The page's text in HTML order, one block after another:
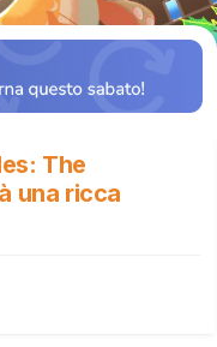
The
una ricca